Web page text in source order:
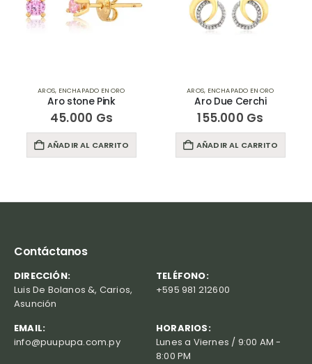
AROS, ENCHAPADO EN ORO
Aro stone Pink
45.000 Gs
AÑADIR AL CARRITO
AROS, ENCHAPADO EN ORO
Aro Due Cerchi
155.000 Gs
AÑADIR AL CARRITO
Contáctanos
DIRECCIÓN:
Luis De Bolanos &, Carios,
Asunción
TELÉFONO:
+595 981 212600
EMAIL:
info@puupupa.com.py
HORARIOS:
Lunes a Viernes / 9:00 AM -
8:00 PM